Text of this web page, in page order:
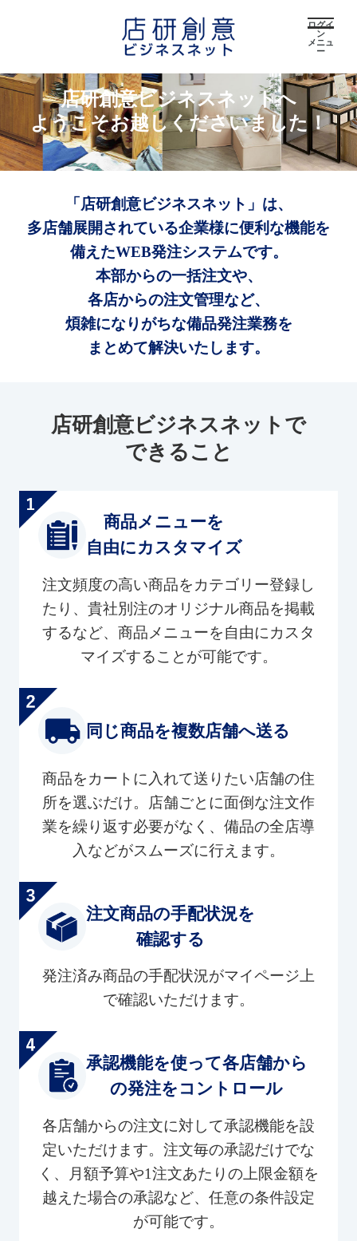
ログイ
ン
メニュ
ー
店研創意ビジネスネットへ
ようこそお越しくださいました！
「店研創意ビジネスネット」は、
多店舗展開されている企業様に便利な機能を
備えたWEB発注システムです。
本部からの一括注文や、
各店からの注文管理など、
煩雑になりがちな備品発注業務を
まとめて解決いたします。
店研創意ビジネスネットで
できること
商品メニューを
自由にカスタマイズ
注文頻度の高い商品をカテゴリー登録し
たり、貴社別注のオリジナル商品を掲載
するなど、商品メニューを自由にカスタ
マイズすることが可能です。
同じ商品を複数店舗へ送る
商品をカートに入れて送りたい店舗の住
所を選ぶだけ。店舗ごとに面倒な注文作
業を繰り返す必要がなく、備品の全店導
入などがスムーズに行えます。
注文商品の手配状況を
確認する
発注済み商品の手配状況がマイページ上
で確認いただけます。
承認機能を使って各店舗から
の発注をコントロール
各店舗からの注文に対して承認機能を設
定いただけます。注文毎の承認だけでな
く、月額予算や1注文あたりの上限金額を
越えた場合の承認など、任意の条件設定
が可能です。